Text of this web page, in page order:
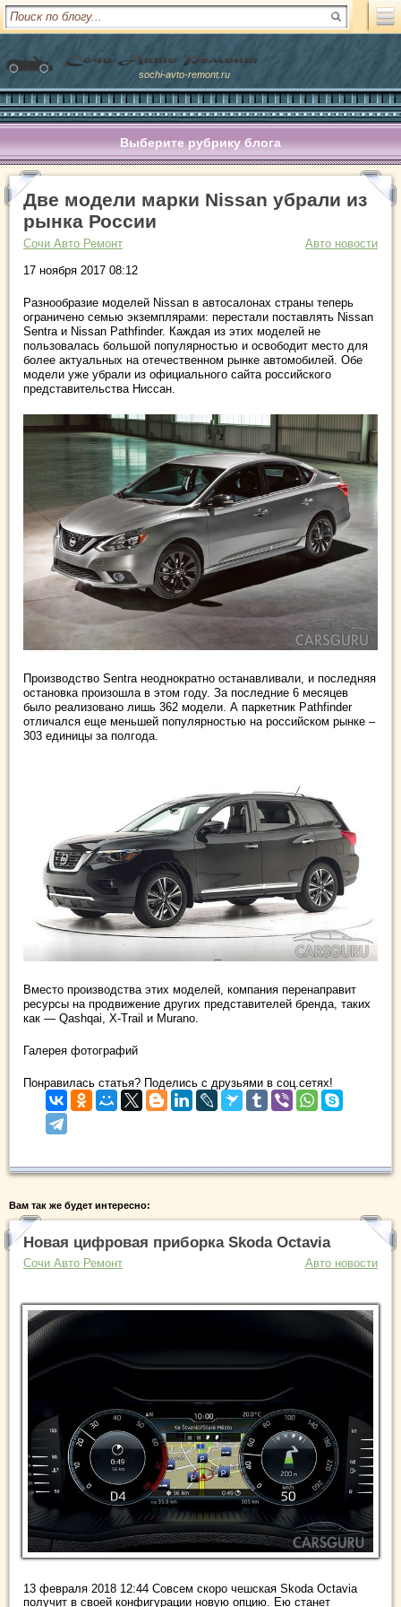
sochi-avto-remont.ru
Выберите рубрику блога
Две модели марки Nissan убрали из
рынка России
Сочи Авто Ремонт
Авто новости
17 ноября 2017 08:12
Разнообразие моделей Nissan в автосалонах страны теперь
ограничено семью экземплярами: перестали поставлять Nissan
Sentra и Nissan Pathfinder. Каждая из этих моделей не
пользовалась большой популярностью и освободит место для
более актуальных на отечественном рынке автомобилей. Обе
модели уже убрали из официального сайта российского
представительства Ниссан.
Производство Sentra неоднократно останавливали, и последняя
остановка произошла в этом году. За последние 6 месяцев
было реализовано лишь 362 модели. А паркетник Pathfinder
отличался еще меньшей популярностью на российском рынке –
303 единицы за полгода.
Вместо производства этих моделей, компания перенаправит
ресурсы на продвижение других представителей бренда, таких
как — Qashqai, X-Trail и Murano.
Галерея фотографий
Понравилась статья? Поделись с друзьями в соц.сетях!
Вам так же будет интересно:
Новая цифровая приборка Skoda Octavia
Сочи Авто Ремонт Авто новости
13 февраля 2018 12:44 Совсем скоро чешская Skoda Octavia
получит в своей конфигурации новую опцию. Ею станет